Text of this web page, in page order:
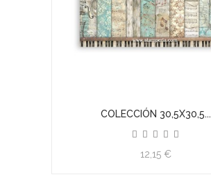
COLECCIÓN 30,5X30,5...
12,15 €